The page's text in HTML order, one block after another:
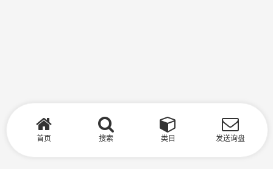
首页 搜索 类目 发送询盘